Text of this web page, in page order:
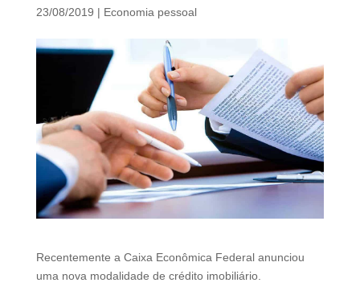
e
d
u
l
d
e
l
f
23/08/2019 | Economia pessoal
Recentemente a Caixa Econômica Federal anunciou
uma nova modalidade de crédito imobiliário.